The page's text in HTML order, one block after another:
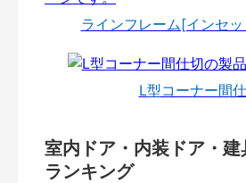
ラインフレーム[インセ
L型コーナー間
室内ドア・内装ドア・
ランキング